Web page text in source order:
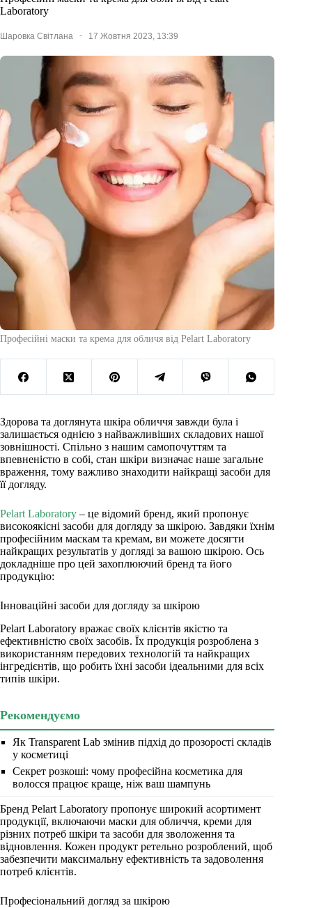
Laboratory
Шаровка Світлана 17 Жовтня 2023, 13:39
Професійні маски та крема для обличя від Pelart Laboratory
Здорова та доглянута шкіра обличчя завжди була і
залишається однією з найважливіших складових нашої
зовнішності. Спільно з нашим самопочуттям та
впевненістю в собі, стан шкіри визначає наше загальне
враження, тому важливо знаходити найкращі засоби для
її догляду.
Pelart Laboratory – це відомий бренд, який пропонує
високоякісні засоби для догляду за шкірою. Завдяки їхнім
професійним маскам та кремам, ви можете досягти
найкращих результатів у догляді за вашою шкірою. Ось
докладніше про цей захоплюючий бренд та його
продукцію:
Інноваційні засоби для догляду за шкірою
Pelart Laboratory вражає своїх клієнтів якістю та
ефективністю своїх засобів. Їх продукція розроблена з
використанням передових технологій та найкращих
інгредієнтів, що робить їхні засоби ідеальними для всіх
типів шкіри.
Рекомендуємо
Як Transparent Lab змінив підхід до прозорості складів
у косметиці
Секрет розкоші: чому професійна косметика для
волосся працює краще, ніж ваш шампунь
Бренд Pelart Laboratory пропонує широкий асортимент
продукції, включаючи маски для обличчя, креми для
різних потреб шкіри та засоби для зволоження та
відновлення. Кожен продукт ретельно розроблений, щоб
забезпечити максимальну ефективність та задоволення
потреб клієнтів.
Професіональний догляд за шкірою